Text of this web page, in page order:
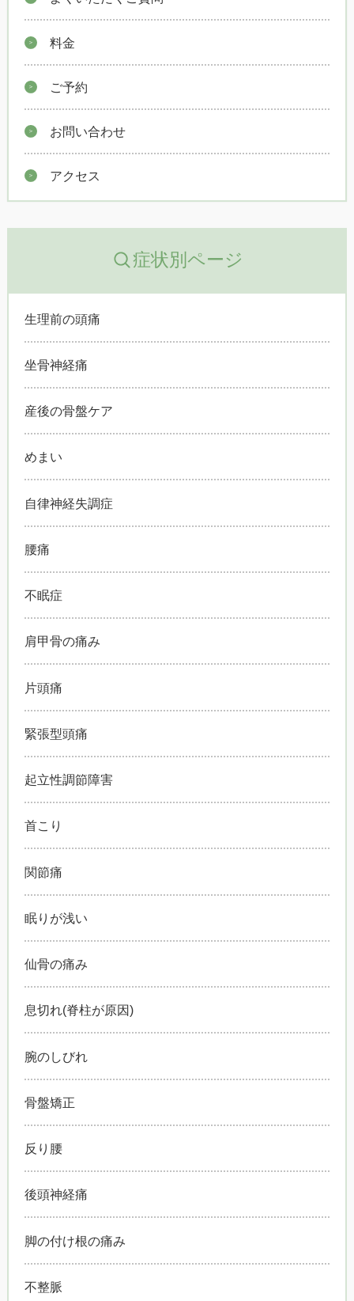
料金
ご予約
お問い合わせ
アクセス
症状別ページ
生理前の頭痛
坐骨神経痛
産後の骨盤ケア
めまい
自律神経失調症
腰痛
不眠症
肩甲骨の痛み
片頭痛
緊張型頭痛
起立性調節障害
首こり
関節痛
眠りが浅い
仙骨の痛み
息切れ(脊柱が原因)
腕のしびれ
骨盤矯正
反り腰
後頭神経痛
脚の付け根の痛み
不整脈